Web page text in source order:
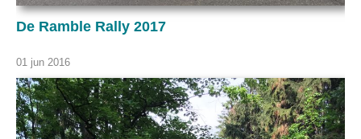
De Ramble Rally 2017
01 jun 2016